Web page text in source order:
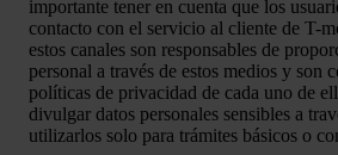
importante tener en cuenta que los
contacto con el servicio al cliente de T-
estos canales son responsables de
personal a través de estos medios y son
políticas de privacidad de cada uno de
divulgar datos personales sensibles a
utilizarlos solo para trámites básicos o